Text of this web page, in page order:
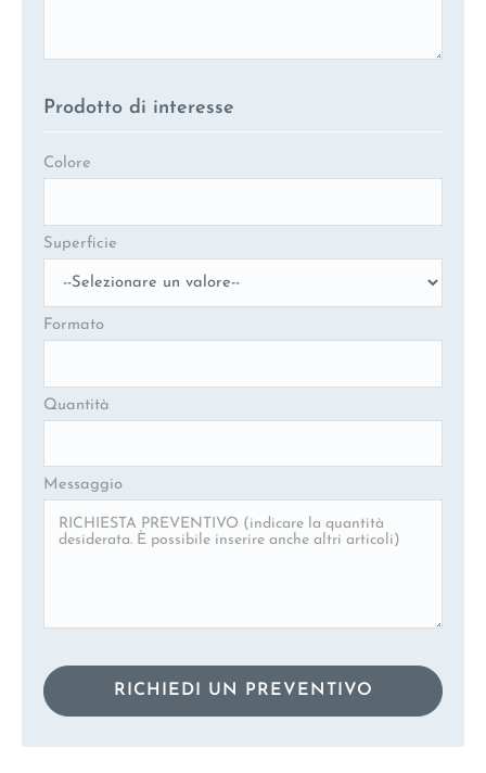
Prodotto di interesse
Colore
Superficie
Formato
Quantità
Messaggio